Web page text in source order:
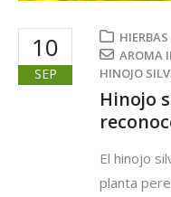
10
SEP
HIERBAS
AROMA
HINOJO
Hinojo
El hinojo
planta